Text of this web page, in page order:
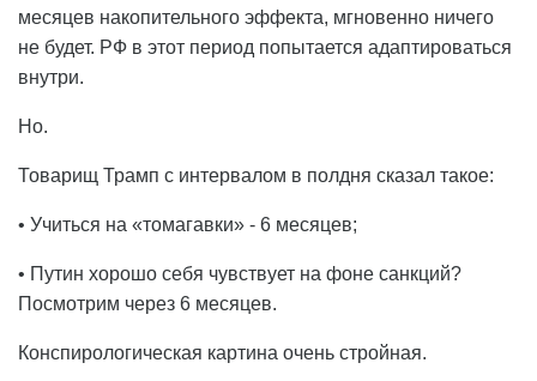
месяцев накопительного эффекта, мгновенно ничего
не будет. РФ в этот период попытается адаптироваться
внутри.
Но.
Товарищ Трамп с интервалом в полдня сказал такое:
• Учиться на «томагавки» - 6 месяцев;
• Путин хорошо себя чувствует на фоне санкций?
Посмотрим через 6 месяцев.
Конспирологическая картина очень стройная.